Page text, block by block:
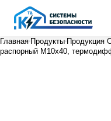
Главная Продукты Продукция
распорный М10х40,